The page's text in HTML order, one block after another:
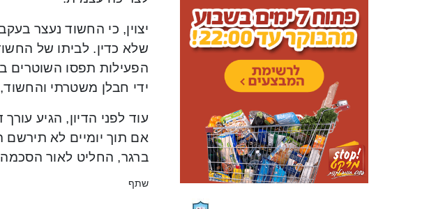
יצוין, כי החשוד נעצר
שלא כדין. לביתו של
הפעילות תפסו השוטרים
ידי חבלן משטרתי והחשוד, תושב הכפר בן 21,
עוד לפני הדיון, הגיע
אם תוך יומיים לא תירשם
ברגר, החליט לאור
שתף